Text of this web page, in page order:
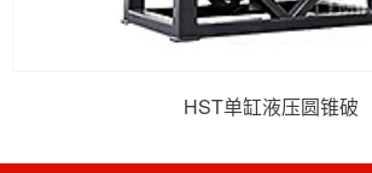
HST单缸液压圆锥破